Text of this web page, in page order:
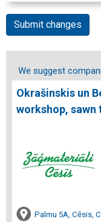
Submit changes
We suggest
Okrašinskis un
workshop, sawn
Palmu 5A, Cēsis,